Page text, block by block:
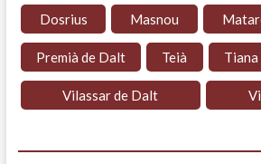
Dosrius Masnou
Premià de Dalt Teià Tiana
Vilassar de Dalt